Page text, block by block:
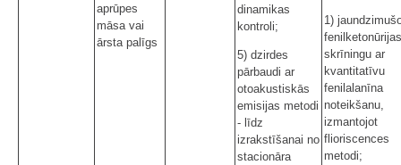
aprūpes
māsa vai
ārsta palīgs
dinamikas
kontroli;
5) dzirdes
pārbaudi ar
otoakustiskās
emisijas metodi
- līdz
izrakstīšanai no
stacionāra
1)
fenilketonūrijas
skrīningu ar
kvantitatīvu
fenilalanīna
noteikšanu,
izmantojot
flioriscences
metodi;